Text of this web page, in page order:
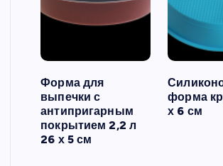
Форма для
выпечки с
антипригарным
покрытием 2,2 л
26 х 5 см
форма
х 6 см